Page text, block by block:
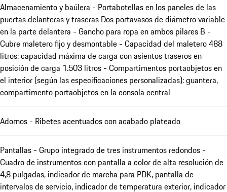
Almacenamiento y baúlera - Portabotellas en los paneles de las
puertas delanteras y traseras Dos portavasos de diámetro variable
en la parte delantera - Gancho para ropa en ambos pilares B -
Cubre maletero fijo y desmontable - Capacidad del maletero 488
litros; capacidad máxima de carga con asientos traseros en
posición de carga 1.503 litros - Compartimentos portaobjetos en
el interior (según las especificaciones personalizadas): guantera,
compartimento portaobjetos en la consola central
Adornos - Ribetes acentuados con acabado plateado
Pantallas - Grupo integrado de tres instrumentos redondos -
Cuadro de instrumentos con pantalla a color de alta resolución de
4,8 pulgadas, indicador de marcha para PDK, pantalla de
intervalos de servicio, indicador de temperatura exterior, indicador